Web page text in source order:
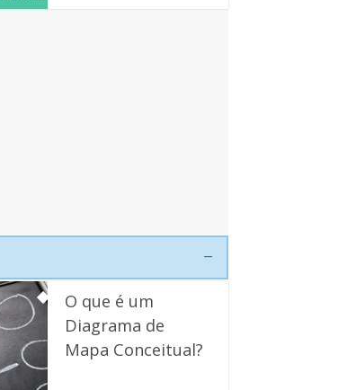
O que é um
Diagrama de
Mapa Conceitual?